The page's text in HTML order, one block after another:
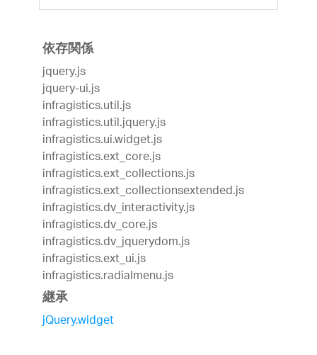
依存関係
jquery.js
jquery-ui.js
infragistics.util.js
infragistics.util.jquery.js
infragistics.ui.widget.js
infragistics.ext_core.js
infragistics.ext_collections.js
infragistics.ext_collectionsextended.js
infragistics.dv_interactivity.js
infragistics.dv_core.js
infragistics.dv_jquerydom.js
infragistics.ext_ui.js
infragistics.radialmenu.js
継承
jQuery.widget